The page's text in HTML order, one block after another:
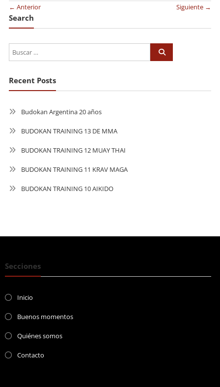
← Anterior Siguiente →
Search
Recent Posts
Budokan Argentina 20 años
BUDOKAN TRAINING 13 DE MMA
BUDOKAN TRAINING 12 MUAY THAI
BUDOKAN TRAINING 11 KRAV MAGA
BUDOKAN TRAINING 10 AIKIDO
Secciones
Inicio
Buenos momentos
Quiénes somos
Contacto